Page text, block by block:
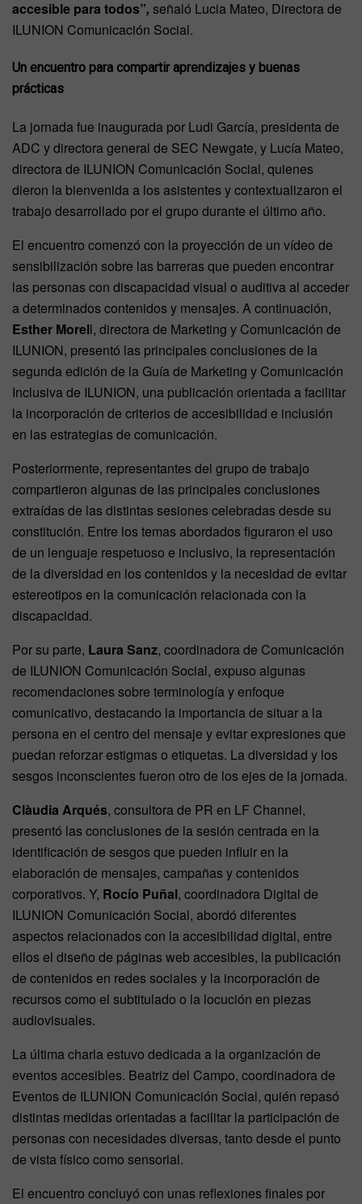
accesible para todos”, señaló Lucia Mateo, Directora de
ILUNION Comunicación Social.
Un encuentro para compartir aprendizajes y buenas
prácticas
La jornada fue inaugurada por Ludi García, presidenta de
ADC y directora general de SEC Newgate, y Lucía Mateo,
directora de ILUNION Comunicación Social, quienes
dieron la bienvenida a los asistentes y contextualizaron el
trabajo desarrollado por el grupo durante el último año.
El encuentro comenzó con la proyección de un vídeo de
sensibilización sobre las barreras que pueden encontrar
las personas con discapacidad visual o auditiva al acceder
a determinados contenidos y mensajes. A continuación,
Esther Morell, directora de Marketing y Comunicación de
ILUNION, presentó las principales conclusiones de la
segunda edición de la Guía de Marketing y Comunicación
Inclusiva de ILUNION, una publicación orientada a facilitar
la incorporación de criterios de accesibilidad e inclusión
en las estrategias de comunicación.
Posteriormente, representantes del grupo de trabajo
compartieron algunas de las principales conclusiones
extraídas de las distintas sesiones celebradas desde su
constitución. Entre los temas abordados figuraron el uso
de un lenguaje respetuoso e inclusivo, la representación
de la diversidad en los contenidos y la necesidad de evitar
estereotipos en la comunicación relacionada con la
discapacidad.
Por su parte, Laura Sanz, coordinadora de Comunicación
de ILUNION Comunicación Social, expuso algunas
recomendaciones sobre terminología y enfoque
comunicativo, destacando la importancia de situar a la
persona en el centro del mensaje y evitar expresiones que
puedan reforzar estigmas o etiquetas. La diversidad y los
sesgos inconscientes fueron otro de los ejes de la jornada.
Clàudia Arqués, consultora de PR en LF Channel,
presentó las conclusiones de la sesión centrada en la
identificación de sesgos que pueden influir en la
elaboración de mensajes, campañas y contenidos
corporativos. Y, Rocío Puñal, coordinadora Digital de
ILUNION Comunicación Social, abordó diferentes
aspectos relacionados con la accesibilidad digital, entre
ellos el diseño de páginas web accesibles, la publicación
de contenidos en redes sociales y la incorporación de
recursos como el subtitulado o la locución en piezas
audiovisuales.
La última charla estuvo dedicada a la organización de
eventos accesibles. Beatriz del Campo, coordinadora de
Eventos de ILUNION Comunicación Social, quién repasó
distintas medidas orientadas a facilitar la participación de
personas con necesidades diversas, tanto desde el punto
de vista físico como sensorial.
El encuentro concluyó con unas reflexiones finales por